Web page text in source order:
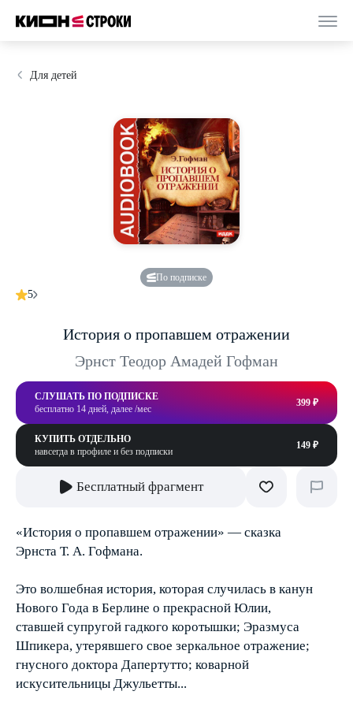
Для детей
По подписке
5
История о пропавшем отражении
Эрнст Теодор Амадей Гофман
СЛУШАТЬ ПО ПОДПИСКЕ
бесплатно 14 дней, далее /мес
399 ₽
КУПИТЬ ОТДЕЛЬНО
навсегда в профиле и без подписки
149 ₽
Бесплатный фрагмент
«История о пропавшем отражении» — сказка
Эрнста Т. А. Гофмана.
Это волшебная история, которая случилась в канун
Нового Года в Берлине о прекрасной Юлии,
ставшей супругой гадкого коротышки; Эразмуса
Шпикера, утерявшего свое зеркальное отражение;
гнусного доктора Дапертутто; коварной
искусительницы Джульетты...